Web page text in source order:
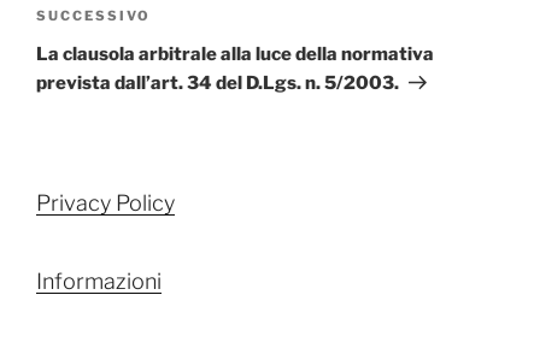
Articolo
successivo
SUCCESSIVO
La clausola arbitrale alla luce della normativa
prevista dall’art. 34 del D.Lgs. n. 5/2003.
Privacy Policy
Informazioni